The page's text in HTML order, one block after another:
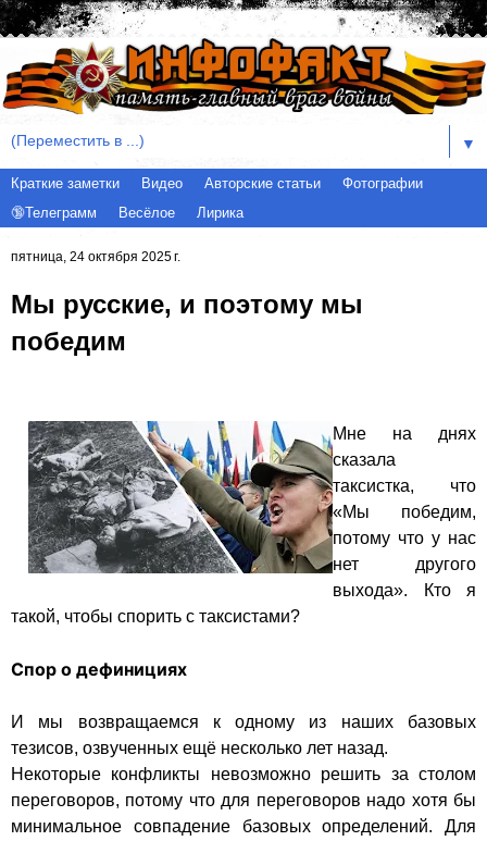
▼
Краткие заметки Видео Авторские статьи
Фотографии
🔞Телеграмм
Весёлое Лирика
пятница, 24 октября 2025 г.
Мы русские, и поэтому мы
победим
Мне на днях
сказала
таксистка, что
«Мы победим,
потому что у нас
нет другого
выхода». Кто я
такой, чтобы спорить с таксистами?
Спор о дефинициях
И мы возвращаемся к одному из наших базовых
тезисов, озвученных ещё несколько лет назад.
Некоторые конфликты невозможно решить за столом
переговоров, потому что для переговоров надо хотя бы
минимальное совпадение базовых определений. Для